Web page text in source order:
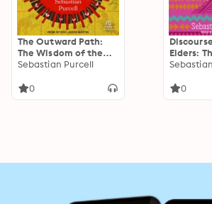
The Outward Path:
The Wisdom of the
Aztecs
Sebastian Purcell
0
Elders:
0